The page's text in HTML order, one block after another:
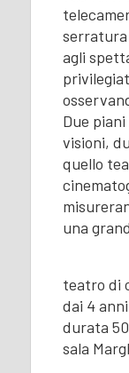
agli
Due
visioni,
quello
una
teatro di
dai 4 anni
durata
sala